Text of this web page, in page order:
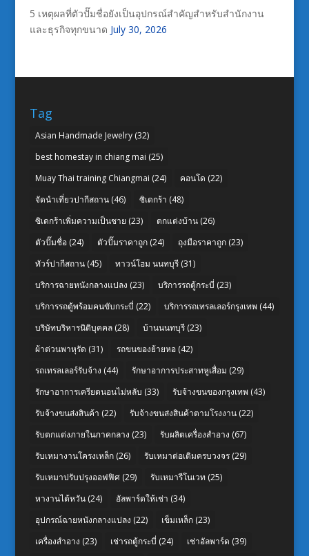
5 เหตุผลที่ตัวปั๊มชื่อยังเป็นอุปกรณ์สำคัญสำหรับสำนักงาน
และธุรกิจทุกขนาด July 30, 2026
Tag
Asian Handmade Jewelry(32)
best homestay in chiang mai (25)
Muay Thai training Chiangmai (24) คอนโด (22)
จัดนำเที่ยวปากีสถาน(46) ซิเดกร้า (48)
ซิเดกร้าเพิ่มความเป็นชาย (23) ตกแต่งบ้าน(26)
ตัวปั๊มชื่อ(24) ตัวปั๊มราคาถูก(24) ถุงมือราคาถูก(23)
ทัวร์ปากีสถาน(45) ทาวน์โฮม นนทบุรี(31)
บริการฉายหนังกลางแปลง (23) บริการรถตู้กระบี่ (23)
บริการรถตู้พร้อมคนขับกระบี่ (22) บริการรถเทรลเลอร์กรุงเทพ (44)
บริษัทบริหารนิติบุคคล(28) บ้านนนทบุรี(23)
ผ้าต่วนพาหุรัด (31) รถขนของย้ายหอ(42)
รถเทรลเลอร์รับจ้าง (44) รักษาอาการประสาทหูเสื่อม (29)
รักษาอาการเครียดนอนไม่หลับ (33) รับจ้างขนของกรุงเทพ (43)
รับจ้างขนส่งสินค้า (22) รับจ้างขนส่งสินค้าตามโรงงาน(22)
รับตกแต่งภายในภาคกลาง (23) รับผลิตเครื่องสำอาง (67)
รับเหมางานโครงเหล็ก(26) รับเหมาต่อเติมครบวงจร(29)
รับเหมาปรับปรุงออฟฟิศ(29) รับเหมารีโนเวท (25)
หางานไต้หวัน(24) อัลพาร์ดให้เช่า (34)
อุปกรณ์ฉายหนังกลางแปลง (22) เข็มเหล็ก(23)
เครื่องสำอาง (23) เช่ารถตู้กระบี่ (24) เช่าอัลพาร์ด (39)